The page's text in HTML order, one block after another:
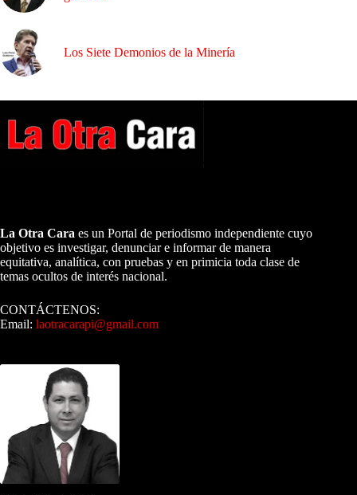
Los Siete Demonios de la Minería
La Otra Cara es un Portal de periodismo independiente cuyo
objetivo es investigar, denunciar e informar de manera
equitativa, analítica, con pruebas y en primicia toda clase de
temas ocultos de interés nacional.
CONTÁCTENOS:
Email: laotracarapi@gmail.com